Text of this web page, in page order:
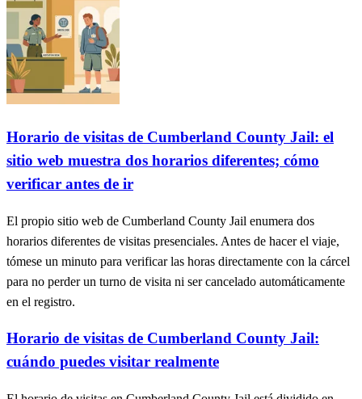
Horario de visitas de Cumberland County Jail: el
sitio web muestra dos horarios diferentes; cómo
verificar antes de ir
El propio sitio web de Cumberland County Jail enumera dos
horarios diferentes de visitas presenciales. Antes de hacer el viaje,
tómese un minuto para verificar las horas directamente con la cárcel
para no perder un turno de visita ni ser cancelado automáticamente
en el registro.
Horario de visitas de Cumberland County Jail:
cuándo puedes visitar realmente